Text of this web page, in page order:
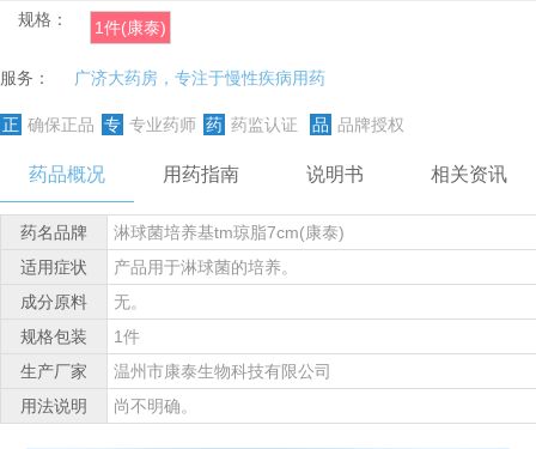
规格： 1件(康泰)
服务： 广济大药房，专注于慢性疾病用药
正 确保正品 专 专业药师 药 药监认证 品 品牌授权
药品概况 用药指南 说明书 相关资讯
药名品牌
淋球菌培养基tm琼脂7cm(康泰)
适用症状
产品用于淋球菌的培养。
成分原料
无。
规格包装
1件
生产厂家
温州市康泰生物科技有限公司
用法说明
尚不明确。